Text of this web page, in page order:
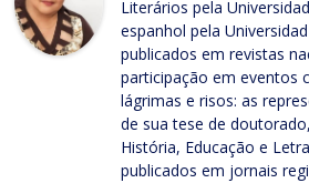
Literários pela
espanhol pela
publicados em revistas
participação em eventos
lágrimas e risos: as
de sua tese de
História, Educação e
publicados em jornais